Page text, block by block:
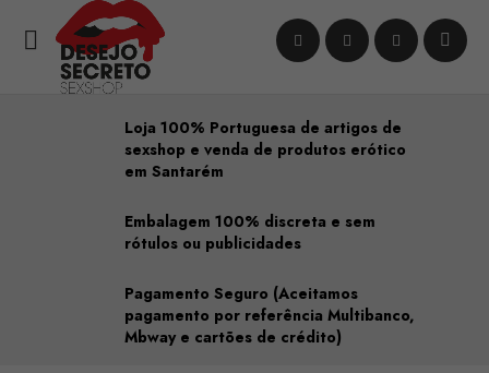

Loja 100% Portuguesa de artigos de
sexshop e venda de produtos erótico
em Santarém
Embalagem 100% discreta e sem
rótulos ou publicidades
Pagamento Seguro (Aceitamos
pagamento por referência Multibanco,
Mbway e cartões de crédito)